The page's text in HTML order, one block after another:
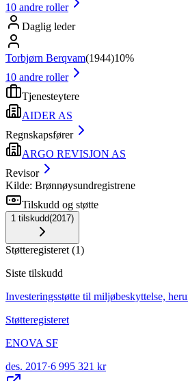
10 andre roller
Daglig leder
Torbjørn Berqvam(1944)10%
10 andre roller
Tjenesteytere
AIDER AS
Regnskapsfører
ARGO REVISJON AS
Revisor
Kilde: Brønnøysundregistrene
Tilskudd og støtte
1 tilskudd(2017)
Støtteregisteret (1)
Siste tilskudd
Investeringsstøtte til miljøbeskyttelse,
Støtteregisteret
ENOVA SF
des. 2017·6 995 321 kr